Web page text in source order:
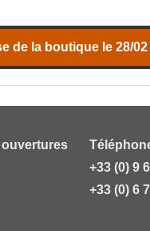
de la boutique le 28/
+33 (0) 9
+33 (0) 6